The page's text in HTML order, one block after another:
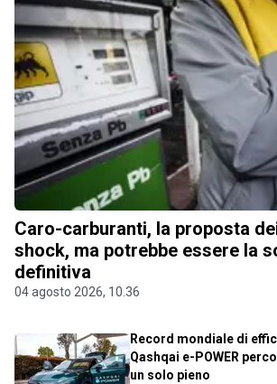
Caro-carburanti, la proposta
shock, ma potrebbe essere la
definitiva
04 agosto 2026, 10.36
Record mondiale di
Qashqai e-POWER
un solo pieno